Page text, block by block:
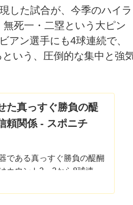
した試合が、今季のハイラ
死一・二塁という大ピン
ン選手にも4球連続で、
いう、圧倒的な集中と強
真っすぐ勝負の醍
頼関係 - スポニチ
である真っすぐ勝負の醍醐
カウント2―2から8球連